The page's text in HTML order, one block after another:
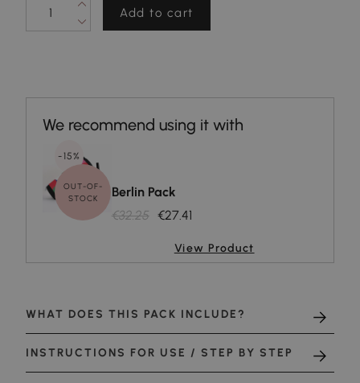
Add to cart
Berlin Pack
€32.25 €27.41
-15%
OUT-OF-
STOCK
View Product
WHAT DOES THIS PACK INCLUDE?
INSTRUCTIONS FOR USE / STEP BY STEP